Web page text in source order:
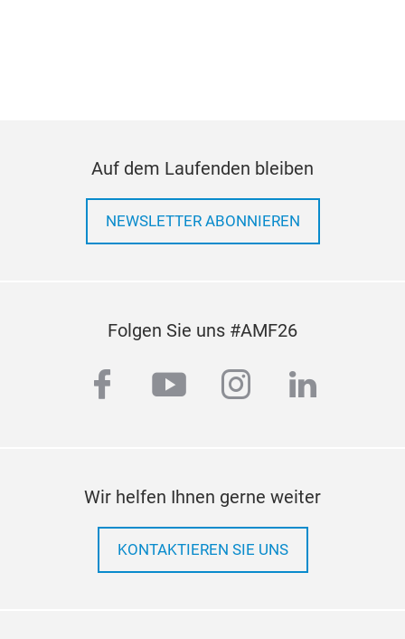
Auf dem Laufenden bleiben
NEWSLETTER ABONNIEREN
Folgen Sie uns #AMF26
facebook
youtubeinstagram
linkedin
Wir helfen Ihnen gerne weiter
KONTAKTIEREN SIE UNS